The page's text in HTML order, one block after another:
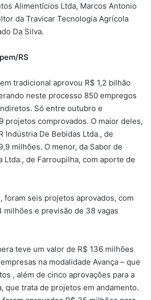
Alimentícios Ltda, Marcos Antonio
da Travicar Tecnologia Agrícola
Da Silva.
RS
tradicional aprovou R$ 1,2 bilhão
neste processo 850 empregos
Só entre outubro e
projetos comprovados. O maior deles,
Indústria De Bebidas Ltda., de
milhões. O menor, da Sabor de
Ltda., de Farroupilha, com aporte de
foram seis projetos aprovados, com
milhões e previsão de 38 vagas
teve um valor de R$ 136 milhões
na modalidade Avança – que
, além de cinco aprovações para a
que trata de projetos em andamento.